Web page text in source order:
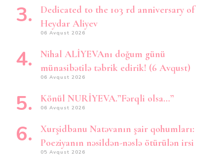
Dedicated to the 103 rd anniversary of
Heydar Aliyev
06 Avqust 2026
Nihal ALİYEVAnı doğum günü
münasibətilə təbrik edirik! (6 Avqust)
06 Avqust 2026
Könül NURİYEVA.”Fərqli olsa…”
06 Avqust 2026
Xurşidbanu Natəvanın şair qohumları:
Poeziyanın nəsildən-nəslə ötürülən irsi
05 Avqust 2026